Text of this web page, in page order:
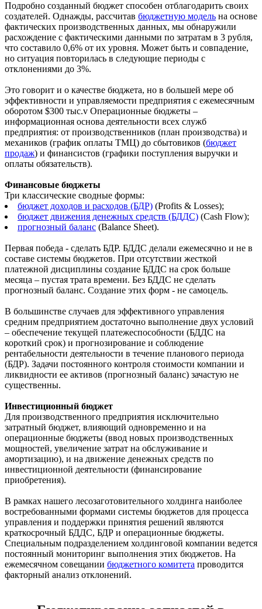
Подробно созданный бюджет способен отблагодарить своих
создателей. Однажды, рассчитав бюджетную модель на основе
фактических производственных данных, мы обнаружили
расхождение с фактическими данными по затратам в 3 рубля,
что составило 0,6% от их уровня. Может быть и совпадение,
но ситуация повторилась в следующие периоды с
отклонениями до 3%.
Это говорит и о качестве бюджета, но в большей мере об
эффективности и управляемости предприятия с ежемесячным
оборотом $300 тыс.v Операционные бюджеты –
информационная основа деятельности всех служб
предприятия: от производственников (план производства) и
механиков (график оплаты ТМЦ) до сбытовиков (бюджет
продаж) и финансистов (графики поступления выручки и
оплаты обязательств).
Финансовые бюджеты
Три классические сводные формы:
бюджет доходов и расходов (БДР) (Profits & Losses);
бюджет движения денежных средств (БДДС) (Cash Flow);
прогнозный баланс (Balance Sheet).
Первая победа - сделать БДР. БДДС делали ежемесячно и не в
составе системы бюджетов. При отсутствии жесткой
платежной дисциплины создание БДДС на срок больше
месяца – пустая трата времени. Без БДДС не сделать
прогнозный баланс. Создание этих форм - не самоцель.
В большинстве случаев для эффективного управления
средним предприятием достаточно выполнение двух условий
– обеспечение текущей платежеспособности (БДДС на
короткий срок) и прогнозирование и соблюдение
рентабельности деятельности в течение планового периода
(БДР). Задачи постоянного контроля стоимости компании и
ликвидности ее активов (прогнозный баланс) зачастую не
существенны.
Инвестиционный бюджет
Для производственного предприятия исключительно
затратный бюджет, влияющий одновременно и на
операционные бюджеты (ввод новых производственных
мощностей, увеличение затрат на обслуживание и
амортизацию), и на движение денежных средств по
инвестиционной деятельности (финансирование
приобретения).
В рамках нашего лесозаготовительного холдинга наиболее
востребованными формами системы бюджетов для процесса
управления и поддержки принятия решений являются
краткосрочный БДДС, БДР и операционные бюджеты.
Специальным подразделением холдинговой компании ведется
постоянный мониторинг выполнения этих бюджетов. На
ежемесячном совещании бюджетного комитета проводится
факторный анализ отклонений.